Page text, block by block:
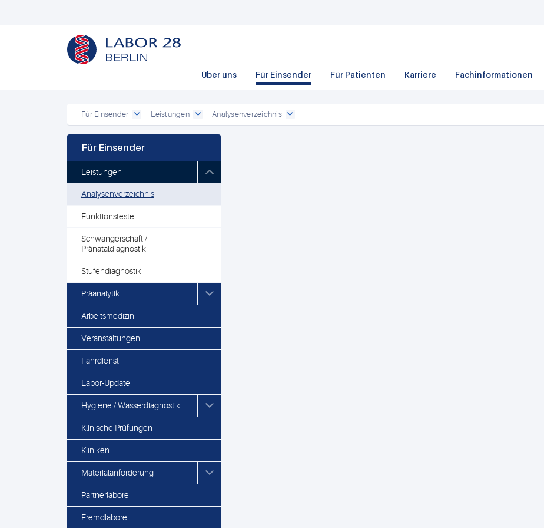
Über uns Für Einsender Für Patienten Karriere Fachinformationen
Für Einsender Leistungen Analysenverzeichnis
Für Einsender
Leistungen
Analysenverzeichnis
Funktionsteste
Schwangerschaft /
Pränataldiagnostik
Stufendiagnostik
Präanalytik
Arbeitsmedizin
Veranstaltungen
Fahrdienst
Labor-Update
Hygiene / Wasserdiagnostik
Klinische Prüfungen
Kliniken
Materialanforderung
Partnerlabore
Fremdlabore